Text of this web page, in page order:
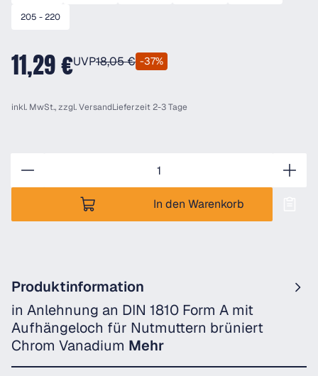
205 - 220
11,29 €UVP18,05 € -37%
inkl. MwSt., zzgl.VersandLieferzeit 2-3 Tage
In den Warenkorb
Produktinformation
in Anlehnung an DIN 1810 Form A mit
Aufhängeloch für Nutmuttern brüniert
Chrom Vanadium Mehr